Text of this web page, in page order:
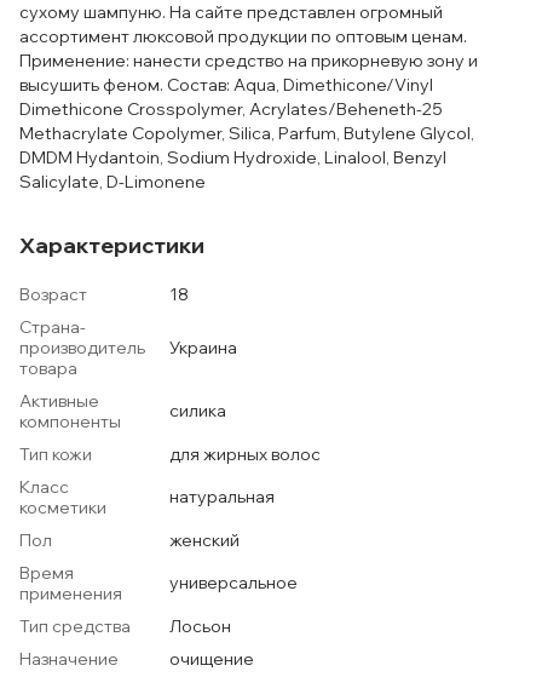
сухому шампуню. На сайте представлен огромный
ассортимент люксовой продукции по оптовым ценам.
Применение: нанести средство на прикорневую зону и
высушить феном. Состав: Aqua, Dimethicone/Vinyl
Dimethicone Crosspolymer, Acrylates/Beheneth-25
Methacrylate Copolymer, Silica, Parfum, Butylene Glycol,
DMDM Hydantoin, Sodium Hydroxide, Linalool, Benzyl
Salicylate, D-Limonene
Характеристики
Возраст
18
Страна-
производитель
товара
Украина
Активные
компоненты
силика
Тип кожи
для жирных волос
Класс
косметики
натуральная
Пол
женский
Время
применения
универсальное
Тип средства
Лосьон
Назначение
очищение